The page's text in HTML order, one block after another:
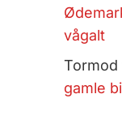
vågalt
Tormod
gamle